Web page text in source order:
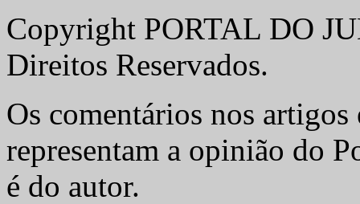
Copyright PORTAL DO
Direitos Reservados.
Os comentários nos artigos
representam a opinião do
é do autor.